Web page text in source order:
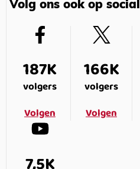
Volg ons ook op social
187K
volgers
Volgen
166K
volgers
Volgen